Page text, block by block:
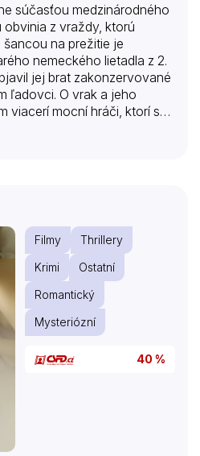
súčasťou medzinárodného
z vraždy, ktorú
na prežitie je
nemeckého lietadla z 2.
jej brat zakonzervované
ľadovci. O vrak a jeho
viacerí mocní hráči, ktorí sa
islandského spisovateľa
Filmy
Thrillery
Krimi
Ostatní
Romantický
Mysteriózní
40 %